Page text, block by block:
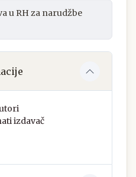
u RH za narudžbe
izdavač